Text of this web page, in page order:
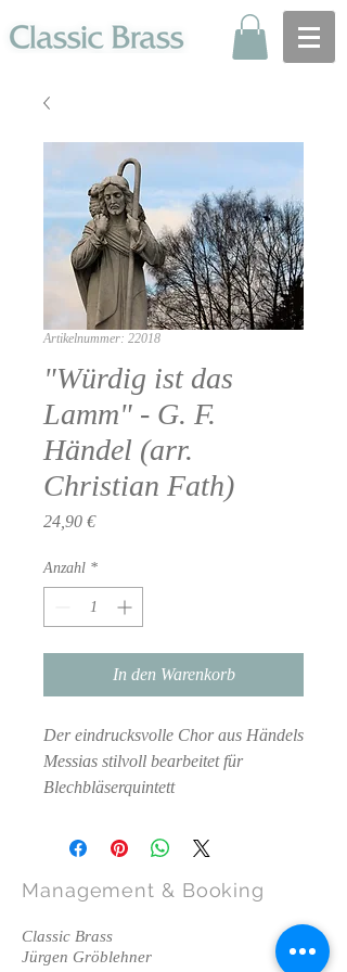
Artikelnummer: 22018
"Würdig ist das
Lamm" - G. F.
Händel (arr.
Christian Fath)
24,90 €Preis
Anzahl *
In den Warenkorb
Der eindrucksvolle Chor aus Händels
Messias stilvoll bearbeitet für
Blechbläserquintett
Management & Booking
Classic Brass
Jürgen Gröblehner